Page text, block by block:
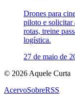
Drones para
piloto e
rotas, treine
logística.
27 de maio de
© 2026 Aquele Curta
AcervoSobreRSS